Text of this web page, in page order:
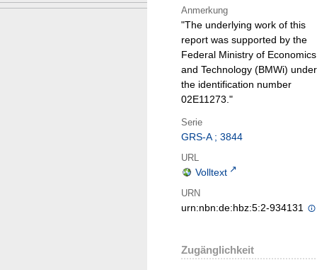
Anmerkung
"The underlying work of this
report was supported by the
Federal Ministry of Economics
and Technology (BMWi) under
the identification number
02E11273."
Serie
GRS-A ; 3844
URL
Volltext
URN
urn:nbn:de:hbz:5:2-934131
Zugänglichkeit